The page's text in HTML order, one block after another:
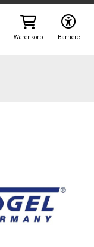
Barriere
Warenkorb